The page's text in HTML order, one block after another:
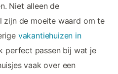
Niet alleen de
zijn de moeite waard om te
vakantiehuizen in
perfect passen bij wat je
vaak over een